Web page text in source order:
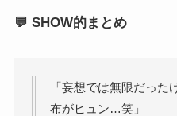
💬 SHOW的まとめ
「妄想では無限だっ
布がヒュン…笑」